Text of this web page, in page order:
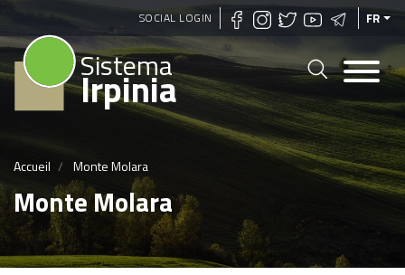
Aller
au
contenu
principal
SOCIAL LOGIN FR
Sistema
Irpinia
Accueil Monte Molara
Monte Molara